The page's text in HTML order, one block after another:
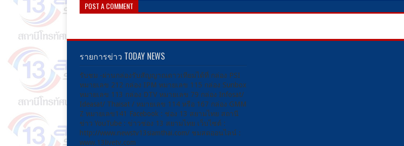
POST A COMMENT
รายการข่าว TODAY NEWS
รับชม -ผ่านกล่องรับสัญญาณดาวเทียมได้ที่ กล่อง PSI
หมายเลข 212 กล่อง IPM หมายเลข 115 กล่อง Sunbox
หมายเลข 113 กล่อง DTV หมายเลข 79 กล่อง Infosat/
Ideasat/ Thaisat / หมายเลข 114 หรือ 167 กล่อง GMM
Z หมายเลข141 Facebook : ช่อง 13 สยามไทย สถานี
ข่าว YouTube : ข่าวช่อง 13 สยามไทย เว็บไซต์ :
http://www.newstv13siamthai.com/ ชมสดออนไลน์ :
www.13livetv.com